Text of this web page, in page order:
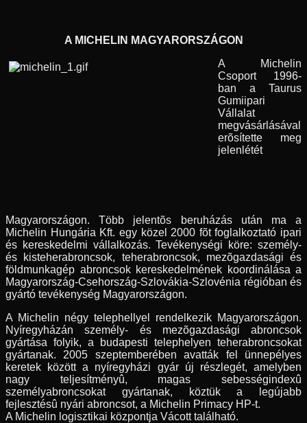
A MICHELIN MAGYARORSZÁGON
A Michelin
Csoport 1996-
ban a Taurus
Gumiipari
Vállalat
megvásárlásával
erõsítette meg
jelenlétét
Magyarországon. Több jelentõs beruházás után ma a
Michelin Hungária Kft. egy közel 2000 fõt foglalkoztató ipari
és kereskedelmi vállalkozás. Tevékenységi köre: személy-
és kisteherabroncsok, teherabroncsok, mezõgazdasági és
földmunkagép abroncsok kereskedelmének koordinálása a
Magyarország-Csehország-Szlovákia-Szlovénia régióban és
gyártó tevékenység Magyarországon.
A Michelin négy telephellyel rendelkezik Magyarországon.
Nyíregyházán személy- és mezõgazdasági abroncsok
gyártása folyik, a budapesti telephelyen teherabroncsokat
gyártanak. 2005 szeptemberében avatták fel ünnepélyes
keretek között a nyíregyházi gyár új részlegét, amelyben
nagy teljesítményû, magas sebességindexû
személyabroncsokat gyártanak, köztük a legújabb
fejlesztésû nyári abroncsot, a Michelin Primacy HP-t.
A Michelin logisztikai központja Vácott található.